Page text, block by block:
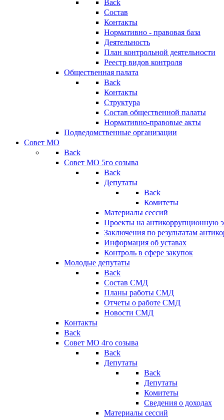
Back
Состав
Контакты
Нормативно - правовая база
Деятельность
План контрольной деятельности
Реестр видов контроля
Общественная палата
Back
Контакты
Структура
Состав общественной палаты
Нормативно-правовые акты
Подведомственные организации
Совет МО
Back
Совет МО 5го созыва
Back
Депутаты
Back
Комитеты
Материалы сессий
Проекты на антикоррупционную
Заключения по результатам
Информация об уставах
Контроль в сфере закупок
Молодые депутаты
Back
Состав СМД
Планы работы СМД
Отчеты о работе СМД
Новости СМД
Контакты
Back
Совет МО 4го созыва
Back
Депутаты
Back
Депутаты
Комитеты
Сведения о доходах
Материалы сессий